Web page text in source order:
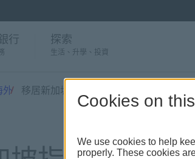
行 探索
生活、升學、投資
外 移居新加坡指南
Cookies on
We use cookies to help
properly. These cookies